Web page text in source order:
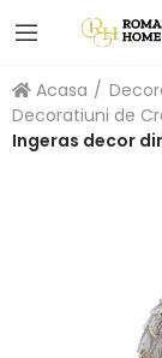
Acasa
Decoratiuni de
Ingeras decor